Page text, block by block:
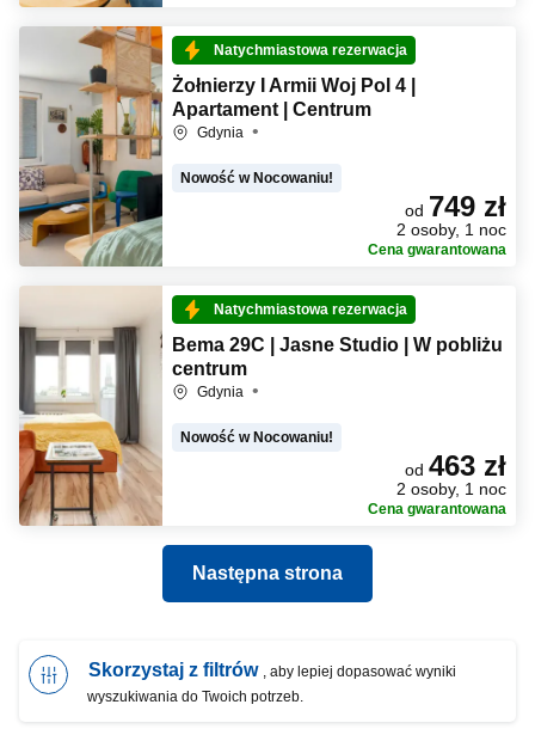
Natychmiastowa rezerwacja
Żołnierzy I Armii Woj Pol 4 |
Apartament | Centrum
Gdynia
Nowość w Nocowaniu!
od 749 zł
2 osoby, 1 noc
Cena gwarantowana
Natychmiastowa rezerwacja
Bema 29C | Jasne Studio | W pobliżu
centrum
Gdynia
Nowość w Nocowaniu!
od 463 zł
2 osoby, 1 noc
Cena gwarantowana
Następna strona
Skorzystaj z filtrów , aby lepiej dopasować wyniki
wyszukiwania do Twoich potrzeb.